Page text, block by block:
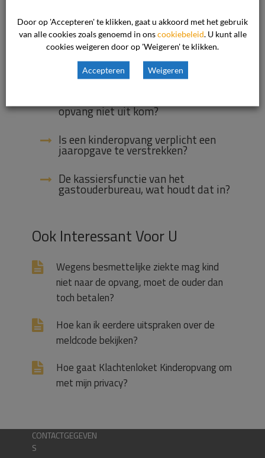
reguliere kinderopvang?
Mag een opvang een contract
weigeren/opzeggen wanneer mijn
kind diabetes blijkt te hebben?
opvang niet uit kom?
Is een kinderopvang verplicht een
jaaropgave te verstrekken?
De kassiersfunctie van het
gastouderbureau, wat houdt dat in?
Ook Interessant Voor U
Wegens besmettelijke ziekte mag kind
niet naar de opvang, moet de ouder dan
toch betalen?
Hoe kan ik eerdere uitspraken over de
meldcode bekijken?
Hoe gaat Klachtenloket Kinderopvang om
met mijn privacy?
CONTACTGEGEVEN
S
Door op 'Accepteren' te klikken, gaat u akkoord met het gebruik
van alle cookies zoals genoemd in onscookiebeleid . U kunt alle
cookies weigeren door op 'Weigeren' te klikken.
Accepteren Weigeren